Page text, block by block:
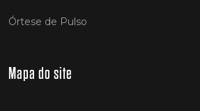
Órtese de Pulso
Mapa do site